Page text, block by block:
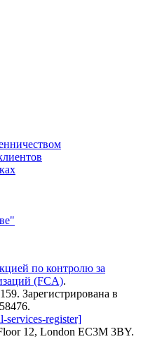
по контролю за
(FCA).
Зарегистрирована в
services-register]
12, London EC3M 3BY.